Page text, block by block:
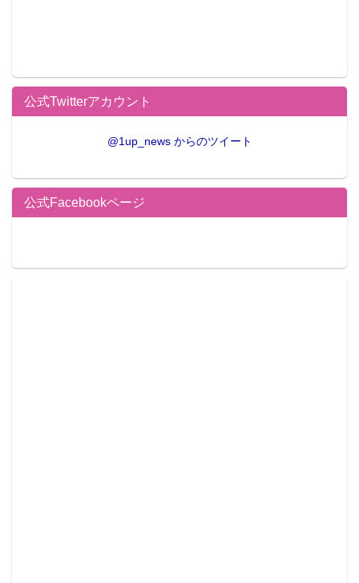
公式Twitterアカウント
@1up_news からのツイート
公式Facebookページ